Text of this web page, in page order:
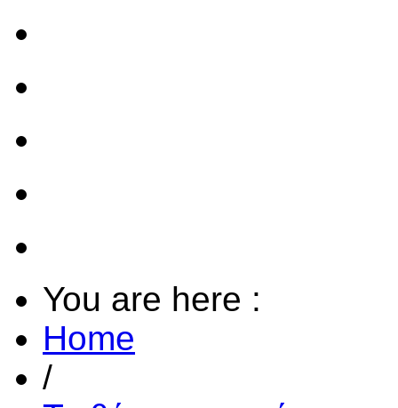
You are here :
Home
/